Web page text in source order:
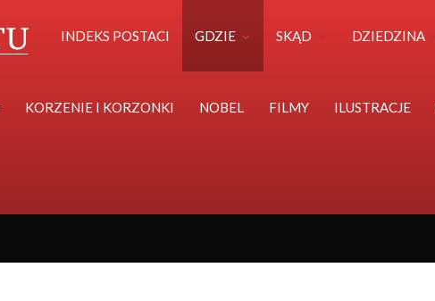
Polska
Światu
INDEKS POSTACI GDZIE SKĄD DZIEDZINA
KORZENIE I KORZONKI NOBEL FILMY ILUSTRACJE